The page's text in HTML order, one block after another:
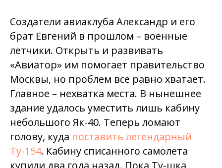
Создатели авиаклуба Александр и его
брат Евгений в прошлом – военные
летчики. Открыть и развивать
«Авиатор» им помогает правительство
Москвы, но проблем все равно хватает.
Главное – нехватка места. В нынешнее
здание удалось уместить лишь кабину
небольшого Як-40. Теперь ломают
голову, куда поставить легендарный
Ту-154. Кабину списанного самолета
купили два года назад. Пока Ту-шка